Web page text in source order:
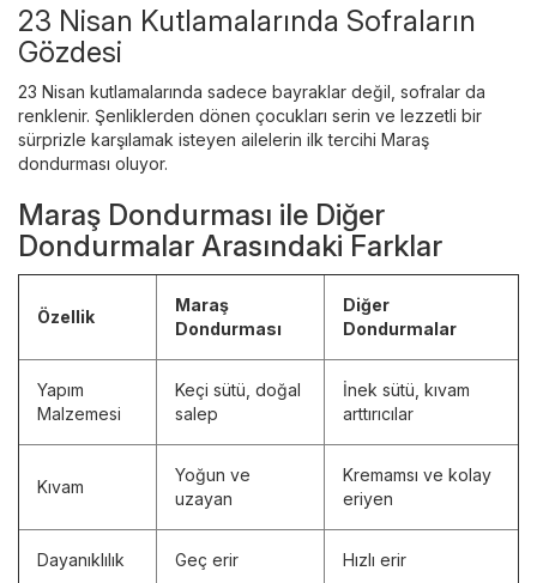
23 Nisan Kutlamalarında Sofraların
Gözdesi
23 Nisan kutlamalarında sadece bayraklar değil, sofralar da
renklenir. Şenliklerden dönen çocukları serin ve lezzetli bir
sürprizle karşılamak isteyen ailelerin ilk tercihi Maraş
dondurması oluyor.
Maraş Dondurması ile Diğer
Dondurmalar Arasındaki Farklar
Özellik
Maraş
Dondurması
Diğer
Dondurmalar
Yapım
Malzemesi
Keçi sütü, doğal
salep
İnek sütü, kıvam
arttırıcılar
Kıvam
Yoğun ve
uzayan
Kremamsı ve kolay
eriyen
Dayanıklılık Geç erir Hızlı erir